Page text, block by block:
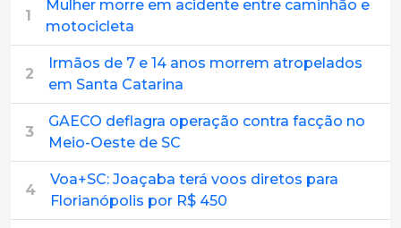
1
Mulher morre em acidente entre caminhão e
motocicleta
2
Irmãos de 7 e 14 anos morrem atropelados
em Santa Catarina
3
GAECO deflagra operação contra facção no
Meio-Oeste de SC
4
Voa+SC: Joaçaba terá voos diretos para
Florianópolis por R$ 450